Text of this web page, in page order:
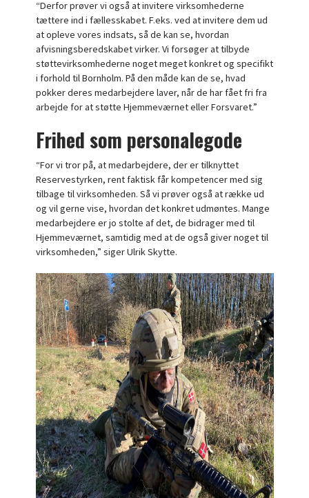
“Derfor prøver vi også at invitere virksomhederne
tættere ind i fællesskabet. F.eks. ved at invitere dem ud
at opleve vores indsats, så de kan se, hvordan
afvisningsberedskabet virker. Vi forsøger at tilbyde
støttevirksomhederne noget meget konkret og specifikt
i forhold til Bornholm. På den måde kan de se, hvad
pokker deres medarbejdere laver, når de har fået fri fra
arbejde for at støtte Hjemmeværnet eller Forsvaret.”
Frihed som personalegode
“For vi tror på, at medarbejdere, der er tilknyttet
Reservestyrken, rent faktisk får kompetencer med sig
tilbage til virksomheden. Så vi prøver også at række ud
og vil gerne vise, hvordan det konkret udmøntes. Mange
medarbejdere er jo stolte af det, de bidrager med til
Hjemmeværnet, samtidig med at de også giver noget til
virksomheden,” siger Ulrik Skytte.